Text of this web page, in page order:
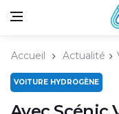
Accueil Actualité
VOITURE HYDROGÈNE